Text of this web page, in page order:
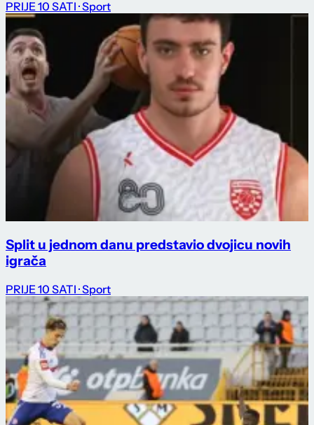
PRIJE 10 SATI · Sport
Split u jednom danu predstavio dvojicu novih
igrača
PRIJE 10 SATI · Sport